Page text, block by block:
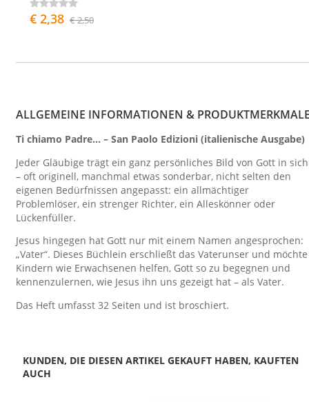
€ 2,38 € 2,50
ALLGEMEINE INFORMATIONEN &
Ti chiamo Padre… – San Paolo Edizioni (italienische Ausgabe)
Jeder Gläubige trägt ein ganz persönliches Bild von Gott in sich
– oft originell, manchmal etwas sonderbar, nicht selten den
eigenen Bedürfnissen angepasst: ein allmächtiger
Problemlöser, ein strenger Richter, ein Alleskönner oder
Lückenfüller.
Jesus hingegen hat Gott nur mit einem Namen angesprochen:
„Vater“. Dieses Büchlein erschließt das Vaterunser und möchte
Kindern wie Erwachsenen helfen, Gott so zu begegnen und
kennenzulernen, wie Jesus ihn uns gezeigt hat – als Vater.
Das Heft umfasst 32 Seiten und ist broschiert.
KUNDEN, DIE DIESEN ARTIKEL GEKAUFT HABEN, KAUFTEN
AUCH